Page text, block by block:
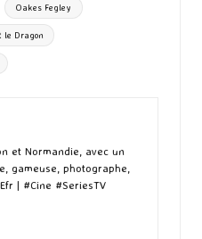
Oakes Fegley
le Dragon
et Normandie, avec un
gameuse, photographe,
| #Cine #SeriesTV